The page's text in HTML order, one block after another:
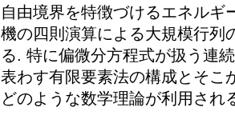
自由境界を特徴づけるエネルギ
機の四則演算による大規模行列
る. 特に偏微分方程式が扱う連
表わす有限要素法の構成とそこ
どのような数学理論が利用され